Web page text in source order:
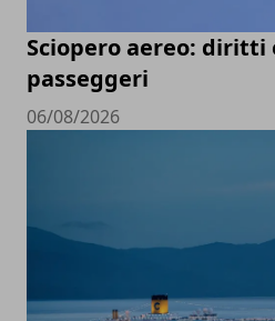
Sciopero aereo: diritti
passeggeri
06/08/2026